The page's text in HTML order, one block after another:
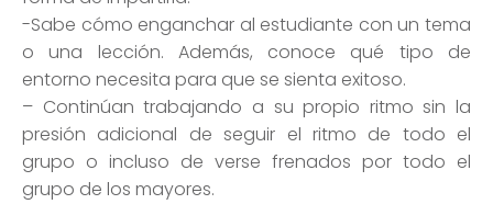
-Sabe cómo enganchar al estudiante con un tema
o una lección. Además, conoce qué tipo de
entorno necesita para que se sienta exitoso.
– Continúan trabajando a su propio ritmo sin la
presión adicional de seguir el ritmo de todo el
grupo o incluso de verse frenados por todo el
grupo de los mayores.